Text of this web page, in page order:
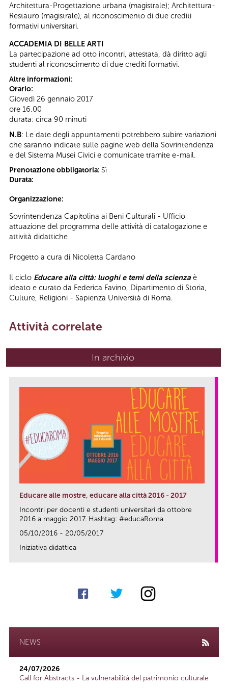
Architettura-Progettazione urbana (magistrale); Architettura-
Restauro (magistrale), al riconoscimento di due crediti
formativi universitari.
ACCADEMIA DI BELLE ARTI
La partecipazione ad otto incontri, attestata, dà diritto agli
studenti al riconoscimento di due crediti formativi.
Altre informazioni:
Orario:
Giovedì 26 gennaio 2017
ore 16.00
durata: circa 90 minuti
N.B: Le date degli appuntamenti potrebbero subire variazioni
che saranno indicate sulle pagine web della Sovrintendenza
e del Sistema Musei Civici e comunicate tramite e-mail.
Prenotazione obbligatoria: Sì
Durata:
Organizzazione:
Sovrintendenza Capitolina ai Beni Culturali - Ufficio
attuazione del programma delle attività di catalogazione e
attività didattiche
Progetto a cura di Nicoletta Cardano
Il ciclo Educare alla città: luoghi e temi della scienza è
ideato e curato da Federica Favino, Dipartimento di Storia,
Culture, Religioni - Sapienza Università di Roma.
Attività correlate
In archivio
Educare alle mostre, educare alla città 2016 - 2017
Incontri per docenti e studenti universitari da ottobre
2016 a maggio 2017. Hashtag: #educaRoma
05/10/2016 - 20/05/2017
Iniziativa didattica
NEWS
24/07/2026
Call for Abstracts - La vulnerabilità del patrimonio culturale